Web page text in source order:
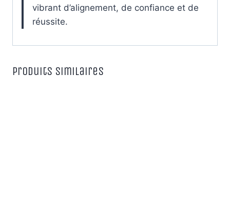
vibrant d’alignement, de confiance et de
réussite.
Produits similaires